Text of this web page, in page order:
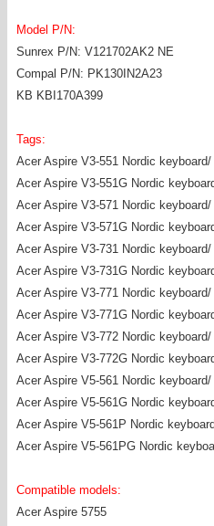
Model P/N:
Sunrex P/N: V121702AK2 NE
Compal P/N: PK130IN2A23
KB KBI170A399
Tags:
Acer Aspire V3-551 Nordic
Acer Aspire V3-551G Nordic
Acer Aspire V3-571 Nordic
Acer Aspire V3-571G Nordic
Acer Aspire V3-731 Nordic
Acer Aspire V3-731G Nordic
Acer Aspire V3-771 Nordic
Acer Aspire V3-771G Nordic
Acer Aspire V3-772 Nordic
Acer Aspire V3-772G Nordic
Acer Aspire V5-561 Nordic
Acer Aspire V5-561G Nordic
Acer Aspire V5-561P Nordic
Acer Aspire V5-561PG Nordic
Compatible models:
Acer Aspire 5755